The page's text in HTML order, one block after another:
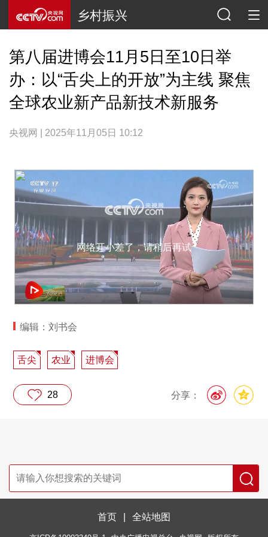
乡村振兴
第八届进博会11月5日至10日举
办：以“舌尖上的开放”为主线 聚焦
全球农业新产品新技术新服务
央视网 | 2025年11月05日 10:12
网络开小差了，请稍后再试
编辑：刘书会
舌尖 农业 进博会
分享：
28
首页 全站地图